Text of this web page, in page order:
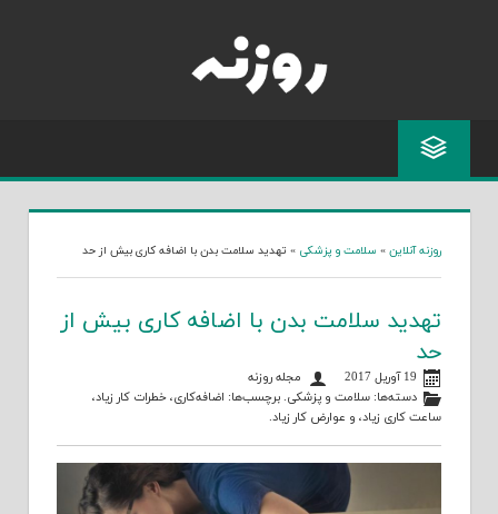
روزنه آنلاین » سلامت و پزشکی » تهدید سلامت بدن با اضافه کاری بیش از حد
تهدید سلامت بدن با اضافه کاری بیش از
حد
19 آوریل 2017
مجله روزنه
دسته‌ها:سلامت و پزشکی. برچسب‌ها: اضافه‌کاری،خطرات کار زیاد،
ساعت کاری‌ زیاد، و عوارض کار زیاد.